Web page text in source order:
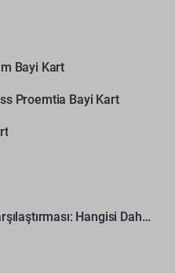
Bayi Kart
Proemtia Bayi Kart
Gazbeton, Tuğla ve Bims Karşılaştırması: Hangisi Daha Avantajlı?